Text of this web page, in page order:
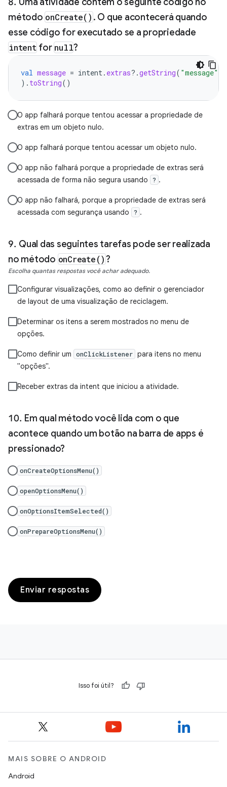
método onCreate() . O que acontecerá quando
esse código for executado se a propriedade
intent for null?
val message = intent. extras?.getString( "message"
). toString()
O app falhará porque tentou acessar a propriedade de
extras em um objeto nulo.
O app falhará porque tentou acessar um objeto nulo.
O app não falhará porque a propriedade de extras será
acessada de forma não segura usando
? .
O app não falhará, porque a propriedade de extras será
acessada com segurança usando
? .
Qual das seguintes tarefas pode ser realizada
no método onCreate()?
Escolha quantas respostas você achar adequado.
Configurar visualizações, como ao definir o gerenciador
de layout de uma visualização de reciclagem.
Determinar os itens a serem mostrados no menu de
opções.
Como definir um onClickListener para itens no menu
"opções".
Receber extras da intent que iniciou a atividade.
Em qual método você lida com o que
acontece quando um botão na barra de apps é
pressionado?
onCreateOptionsMenu()
openOptionsMenu()
onOptionsItemSelected()
onPrepareOptionsMenu()
Enviar respostas
Isso foi útil?
MAIS SOBRE O ANDROID
Android